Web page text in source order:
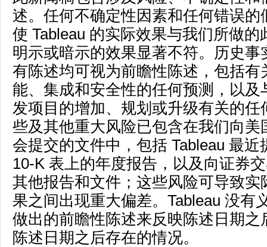
述。任何不确定性因素和任何错误的
使 Tableau 的实际效果与我们所做的
明示或暗示的效果显著不符。历史事
有陈述均可视为前瞻性陈述，包括有
能、集成和安全性的任何预测，以及
发项目的增加、规划或升级有关的任
些及其他重大风险已包含在我们向美
会提交的文件中，包括 Tableau 最近
10-K 表上的年度报告，以及向证券
其他报告和文件；这些风险可导致实
果之间出现重大偏差。Tableau 没有
做出的前瞻性陈述来反映陈述日期之
陈述日期之后存在的情况。